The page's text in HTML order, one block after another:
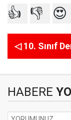
👍 👎 😍
◁ 10. Sınıf
HABERE